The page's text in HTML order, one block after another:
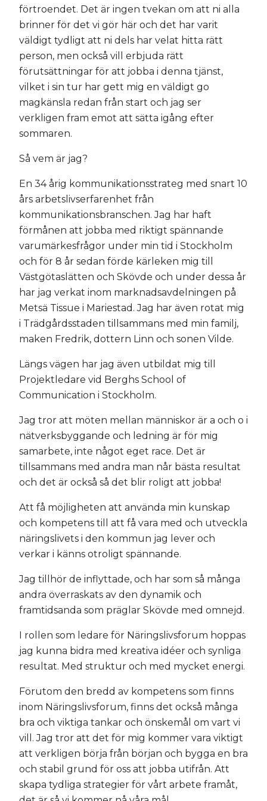
förtroendet. Det är ingen tvekan om att ni alla
brinner för det vi gör här och det har varit
väldigt tydligt att ni dels har velat hitta rätt
person, men också vill erbjuda rätt
förutsättningar för att jobba i denna tjänst,
vilket i sin tur har gett mig en väldigt go
magkänsla redan från start och jag ser
verkligen fram emot att sätta igång efter
sommaren.
Så vem är jag?
En 34 årig kommunikationsstrateg med snart 10
års arbetslivserfarenhet från
kommunikationsbranschen. Jag har haft
förmånen att jobba med riktigt spännande
varumärkesfrågor under min tid i Stockholm
och för 8 år sedan förde kärleken mig till
Västgötaslätten och Skövde och under dessa år
har jag verkat inom marknadsavdelningen på
Metsä Tissue i Mariestad. Jag har även rotat mig
i Trädgårdsstaden tillsammans med min familj,
maken Fredrik, dottern Linn och sonen Vilde.
Längs vägen har jag även utbildat mig till
Projektledare vid Berghs School of
Communication i Stockholm.
Jag tror att möten mellan människor är a och o i
nätverksbyggande och ledning är för mig
samarbete, inte något eget race. Det är
tillsammans med andra man når bästa resultat
och det är också så det blir roligt att jobba!
Att få möjligheten att använda min kunskap
och kompetens till att få vara med och utveckla
näringslivets i den kommun jag lever och
verkar i känns otroligt spännande.
Jag tillhör de inflyttade, och har som så många
andra överraskats av den dynamik och
framtidsanda som präglar Skövde med omnejd.
I rollen som ledare för Näringslivsforum hoppas
jag kunna bidra med kreativa idéer och synliga
resultat. Med struktur och med mycket energi.
Förutom den bredd av kompetens som finns
inom Näringslivsforum, finns det också många
bra och viktiga tankar och önskemål om vart vi
vill. Jag tror att det för mig kommer vara viktigt
att verkligen börja från början och bygga en bra
och stabil grund för oss att jobba utifrån. Att
skapa tydliga strategier för vårt arbete framåt,